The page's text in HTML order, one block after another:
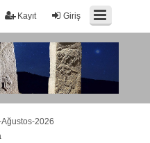
Giriş
Kayıt
2026